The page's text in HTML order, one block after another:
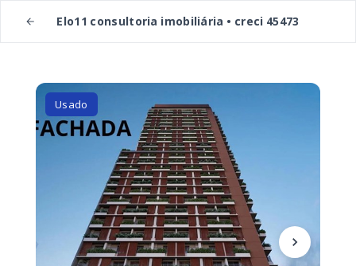
Elo11 consultoria imobiliária • creci 45473
Usado